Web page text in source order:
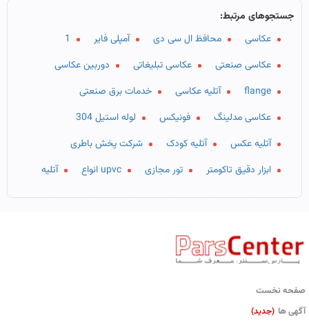
جستجوهای مرتبط:
عکاسی
محافظ ال سی دی آمپلی فایر
1
عکاسی صنعتی
عکاسی تبلیغاتی
دوربین عکاسی
flange
آتلیه عکاسی
خدمات برق صنعتی
عکاسی مدلینگ
فونیکس
لوله استیل 304
آتلیه عکس
آتلیه کودک
شرکت پخش باطری
ابزار دقیق تاکومتر
تور مجازی upvc انواع آتلیه
صفحه نخست
آگهی ها (جدید)